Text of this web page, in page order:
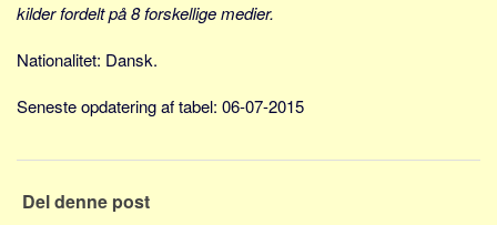
Redigering
Tekstannoncer
kilder fordelt på 8 forskellige medier.
Nationalitet: Dansk.
Seneste opdatering af tabel: 06-07-2015
Del denne post